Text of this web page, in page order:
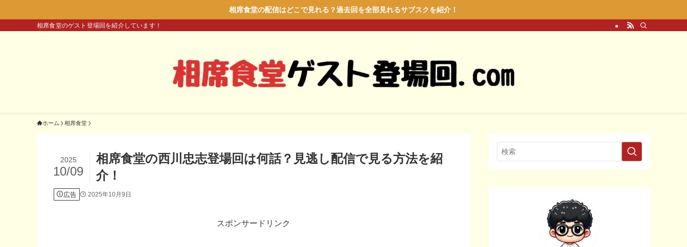
相席食堂の配信はどこで見れる？過去回を全部見れるサブスクを紹介！
相席食堂のゲスト登場回を紹介しています！
ホーム 相席食堂
相席食堂の西川忠志登場回は何話？見逃し配信で見る方法を紹
介！
2025
10/09
広告 2025年10月9日
スポンサードリンク